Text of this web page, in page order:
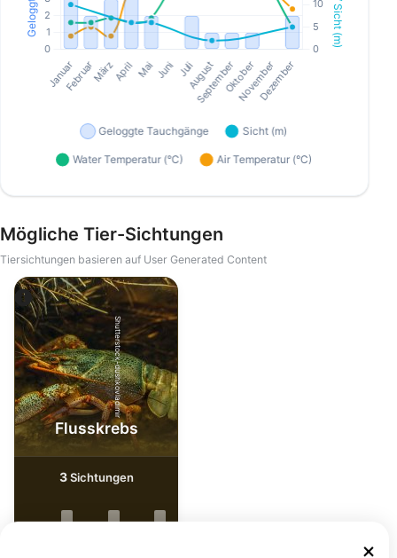
Mögliche Tier-Sichtungen
Tiersichtungen basieren auf User Generated Content
Shutterstock-dushkovladimir
Flusskrebs
3Sichtungen